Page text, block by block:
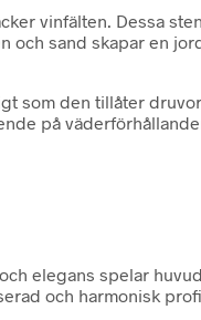
vinfälten. Dessa
sand skapar en
den tillåter
på
elegans spelar
och harmonisk